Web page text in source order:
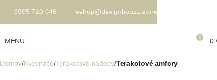
MENU 0 0
Domov Kvetináče Terakotové nádoby Terakotové amfory
0905 710 046 eshop@designhouzz.store